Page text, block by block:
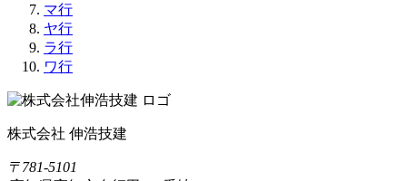
マ行
ヤ行
ラ行
ワ行
株式会社 伸浩技建
〒781-5101